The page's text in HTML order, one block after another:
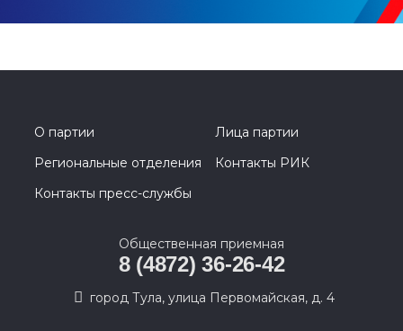
О партии
Лица партии
Региональные отделения
Контакты РИК
Контакты пресс-службы
Общественная приемная
8 (4872) 36-26-42
город Тула, улица Первомайская, д. 4